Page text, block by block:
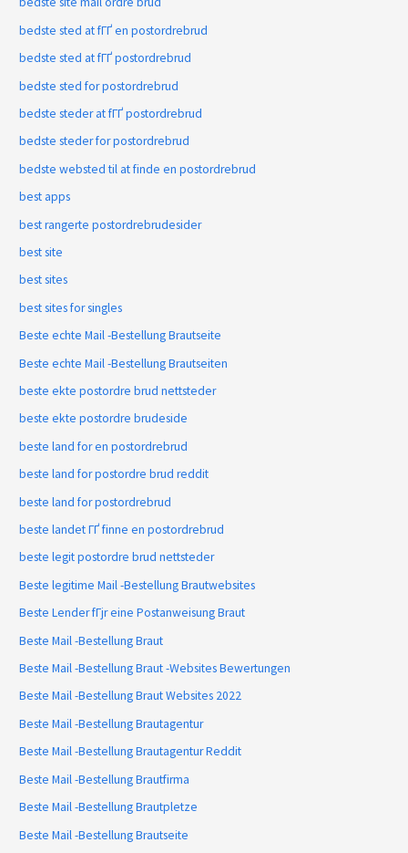
bedste sted at fГҐ en postordrebrud
bedste sted at fГҐ postordrebrud
bedste sted for postordrebrud
bedste steder at fГҐ postordrebrud
bedste steder for postordrebrud
bedste websted til at finde en postordrebrud
best apps
best rangerte postordrebrudesider
best site
best sites
best sites for singles
Beste echte Mail -Bestellung Brautseite
Beste echte Mail -Bestellung Brautseiten
beste ekte postordre brud nettsteder
beste ekte postordre brudeside
beste land for en postordrebrud
beste land for postordre brud reddit
beste land for postordrebrud
beste landet ГҐ finne en postordrebrud
beste legit postordre brud nettsteder
Beste legitime Mail -Bestellung Brautwebsites
Beste Lender fГјr eine Postanweisung Braut
Beste Mail -Bestellung Braut
Beste Mail -Bestellung Braut -Websites Bewertungen
Beste Mail -Bestellung Braut Websites 2022
Beste Mail -Bestellung Brautagentur
Beste Mail -Bestellung Brautagentur Reddit
Beste Mail -Bestellung Brautfirma
Beste Mail -Bestellung Brautpletze
Beste Mail -Bestellung Brautseite